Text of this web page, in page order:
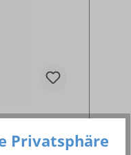
Privatsphäre